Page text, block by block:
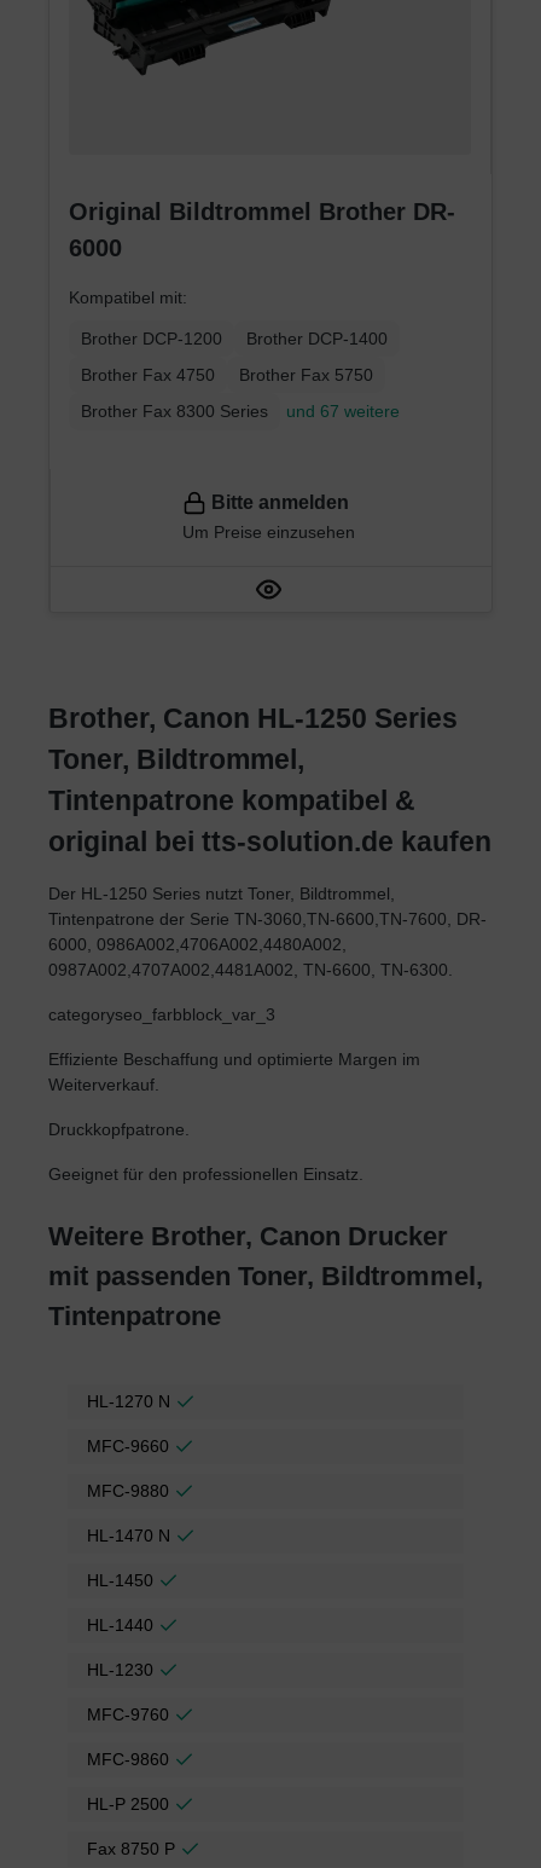
Original Bildtrommel Brother DR-
6000
Kompatibel mit:
Brother DCP-1200
Brother DCP-1400
Brother Fax 4750
Brother Fax 5750
Brother Fax 8300 Series
und 67 weitere
Bitte anmelden
Um Preise einzusehen
Brother, Canon HL-1250 Series
Toner, Bildtrommel,
Tintenpatrone kompatibel &
original bei tts-solution.de kaufen
Der HL-1250 Series nutzt Toner, Bildtrommel,
Tintenpatrone der Serie TN-3060,TN-6600,TN-7600, DR-
6000, 0986A002,4706A002,4480A002,
0987A002,4707A002,4481A002, TN-6600, TN-6300.
categoryseo_farbblock_var_3
Effiziente Beschaffung und optimierte Margen im
Weiterverkauf.
Druckkopfpatrone.
Geeignet für den professionellen Einsatz.
Weitere Brother, Canon Drucker
mit passenden Toner, Bildtrommel,
Tintenpatrone
HL-1270 N
MFC-9660
MFC-9880
HL-1470 N
HL-1450
HL-1440
HL-1230
MFC-9760
MFC-9860
HL-P 2500
Fax 8750 P